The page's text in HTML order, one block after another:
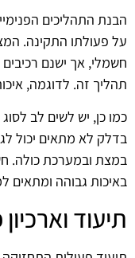
הבנת התהליכים
על פעולתו התקינה.
חשמלי, אך ישנם
תהליך זה. לדוגמה,
כמו כן, יש לשים לב
בדלק לא מתאים יכול
במצת ובמערכת כולה.
באיכות גבוהה
תיעוד